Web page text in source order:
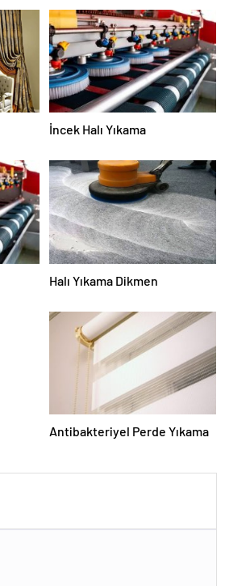
İncek Halı Yıkama
Halı Yıkama Dikmen
Antibakteriyel Perde Yıkama